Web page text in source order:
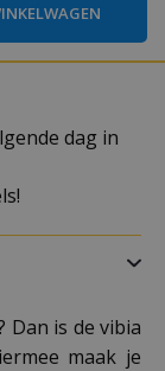
dag in
Dan is de vibia
maak je